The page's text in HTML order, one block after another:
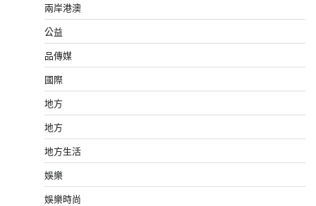
兩岸港澳
公益
品傳媒
國際
地方
地方
地方生活
娛樂
娛樂時尚